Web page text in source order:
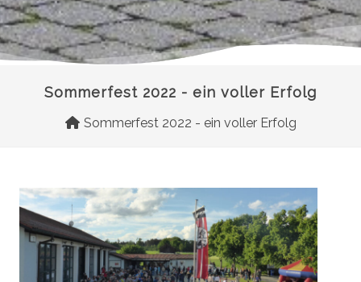
Sommerfest 2022 - ein voller Erfolg
Sommerfest 2022 - ein voller Erfolg